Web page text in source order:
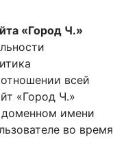
«Город Ч.»
всей
«Город Ч.»
имени
во время